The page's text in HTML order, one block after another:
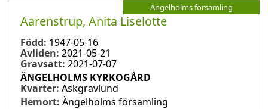
Ängelholms församling
Aarenstrup, Anita Liselotte
Född: 1947-05-16
Avliden: 2021-05-21
Gravsatt: 2021-07-07
ÄNGELHOLMS KYRKOGÅRD
Kvarter: Askgravlund
Hemort: Ängelholms församling